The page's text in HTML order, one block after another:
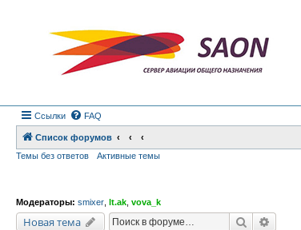
Ссылки FAQ
Список форумов
Темы без ответов
Активные темы
Модераторы: smixer lt.ak vova_k
Новая тема Поиск